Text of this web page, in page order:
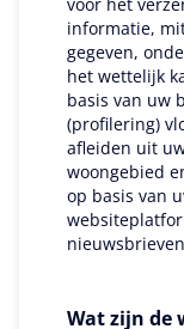
informatie,
gegeven,
het wettelijk
basis van uw
(profilering)
afleiden uit
woongebied
op basis van
Wat zijn de